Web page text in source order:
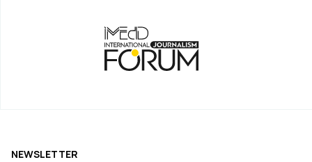
NEWSLETTER